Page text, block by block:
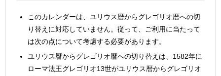
このカレンダーは、ユリウス暦からグレゴリオ暦への切
り替えに対応していません。従って、ご利用に当たって
は次の点について考慮する必要があります。
ユリウス暦からグレゴリオ暦への切り替えは、1582年に
ローマ法王グレゴリオ13世がユリウス暦からグレゴリオ